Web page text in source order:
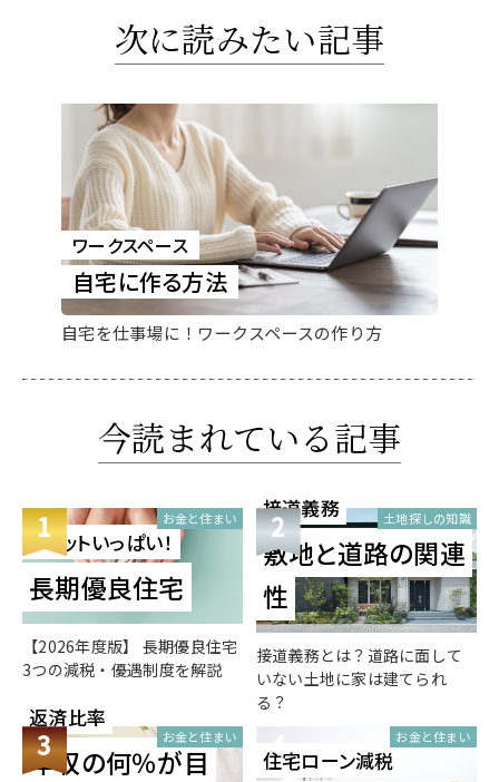
次に読みたい記事
ワークスペース
自宅に作る方法
自宅を仕事場に！ワークスペースの作り方
今読まれている記事
1
メリットいっぱい！
長期優良住宅
お金と住まい
【2026年度版】 長期優良住宅
3つの減税・優遇制度を解説
2
接道義務
敷地と道路の関連
性
土地探しの知識
接道義務とは？道路に面して
いない土地に家は建てられ
る？
3
返済比率
年収の何％が目
お金と住まい 4
住宅ローン減税
お金と住まい